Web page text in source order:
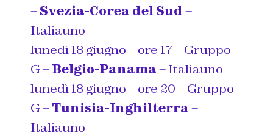
–Svezia-Corea del Sud–
Italiauno
lunedì 18 giugno – ore 17 – Gruppo
G –Belgio-Panama– Italiauno
lunedì 18 giugno – ore 20 – Gruppo
G –Tunisia-Inghilterra–
Italiauno